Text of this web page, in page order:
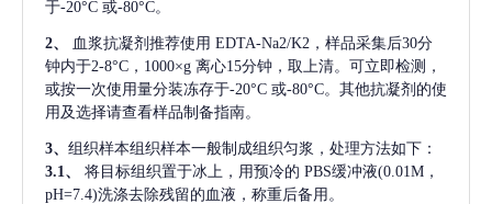
于-20°C 或-80°C。
2、 血浆抗凝剂推荐使用 EDTA-Na2/K2，样品采集后30分
钟内于2-8°C，1000×g 离心15分钟，取上清。可立即检测，
或按一次使用量分装冻存于-20°C 或-80°C。其他抗凝剂的使
用及选择请查看样品制备指南。
3、 组织样本组织样本一般制成组织匀浆，处理方法如下：
3.1、
将目标组织置于冰上，用预冷的 PBS缓冲液(0.01M，
pH=7.4)洗涤去除残留的血液，称重后备用。